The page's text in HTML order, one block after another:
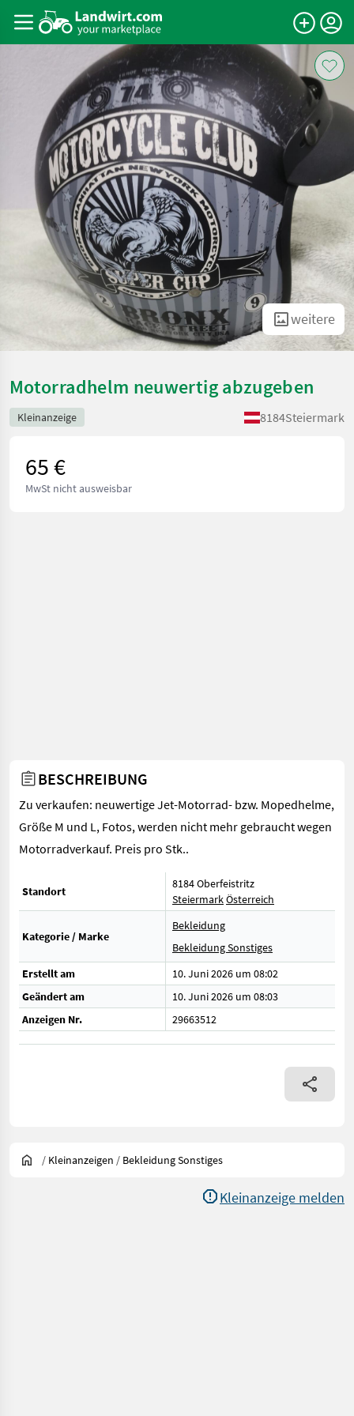
weitere
Motorradhelm neuwertig abzugeben
Kleinanzeige 8184Steiermark
65 €
MwSt nicht ausweisbar
BESCHREIBUNG
Zu verkaufen: neuwertige Jet-Motorrad- bzw. Mopedhelme,
Größe M und L, Fotos, werden nicht mehr gebraucht wegen
Motorradverkauf. Preis pro Stk..
Standort
8184 Oberfeistritz
SteiermarkÖsterreich
Kategorie / Marke
Bekleidung
Bekleidung Sonstiges
Erstellt am
10. Juni 2026 um 08:02
Geändert am
10. Juni 2026 um 08:03
Anzeigen Nr.
29663512
/ Kleinanzeigen / Bekleidung Sonstiges
Kleinanzeige melden